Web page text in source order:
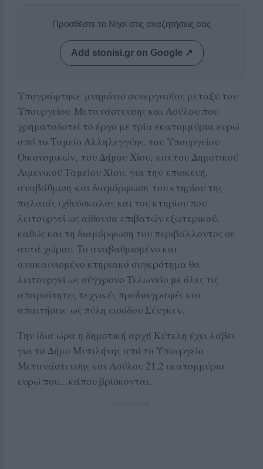
Προσθέστε το Νησί στις αναζητήσεις σας
Add stonisi.gr on Google ↗
Υπογράφτηκε μνημόνιο συνεργασίας μεταξύ του
Υπουργείου Μετανάστευσης και Ασύλου που
χρηματοδοτεί το έργο με τρία εκατομμύρια ευρώ
από το Ταμείο Αλληλεγγύης, του Υπουργείου
Οικονομικών, του Δήμου Χίου, και του Δημοτικού
Λιμενικού Ταμείου Χίου, για την επισκευή,
αναβάθμιση και διαμόρφωση του κτηρίου της
παλαιάς ιχθυόσκαλας και του κτηρίου που
λειτουργεί ως αίθουσα επιβατών εξωτερικού,
καθώς και τη διαμόρφωση του περιβάλλοντος σε
αυτά χώρου. Το αναβαθμισμένο και
ανακαινισμένο κτηριακό συγκρότημα θα
λειτουργεί ως σύγχρονο Τελωνείο με όλες τις
απαραίτητες τεχνικές προδιαγραφές και
απαιτήσεις ως πύλη εισόδου Σένγκεν.
Την ίδια ώρα η δημοτική αρχή Κύτελη έχει λάβει
για το Δήμο Μυτιλήνης από το Υπουργείο
Μετανάστευσης και Ασύλου 21,2 εκατομμύρια
ευρώ που... κάπου βρίσκονται.